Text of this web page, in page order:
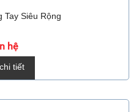
Tay Siêu Rộng
hệ
tiết